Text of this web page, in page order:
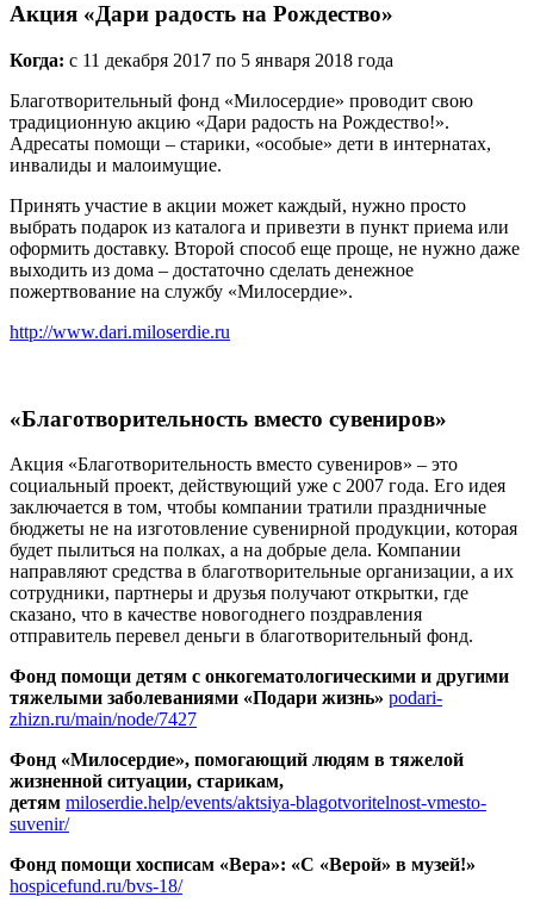
Акция «Дари радость на Рождество»
Когда: с 11 декабря 2017 по 5 января 2018 года
Благотворительный фонд «Милосердие» проводит свою
традиционную акцию «Дари радость на Рождество!».
Адресаты помощи – старики, «особые» дети в интернатах,
инвалиды и малоимущие.
Принять участие в акции может каждый, нужно просто
выбрать подарок из каталога и привезти в пункт приема или
оформить доставку. Второй способ еще проще, не нужно даже
выходить из дома – достаточно сделать денежное
пожертвование на службу «Милосердие».
http://www.dari.miloserdie.ru
«Благотворительность вместо сувениров»
Акция «Благотворительность вместо сувениров» – это
социальный проект, действующий уже с 2007 года. Его идея
заключается в том, чтобы компании тратили праздничные
бюджеты не на изготовление сувенирной продукции, которая
будет пылиться на полках, а на добрые дела. Компании
направляют средства в благотворительные организации, а их
сотрудники, партнеры и друзья получают открытки, где
сказано, что в качестве новогоднего поздравления
отправитель перевел деньги в благотворительный фонд.
Фонд помощи детям с онкогематологическими и другими
тяжелыми заболеваниями «Подари жизнь» podari-
zhizn.ru/main/node/7427
Фонд «Милосердие», помогающий людям в тяжелой
жизненной ситуации, старикам,
детям miloserdie.help/events/aktsiya-blagotvoritelnost-vmesto-
suvenir/
Фонд помощи хосписам «Вера»: «С «Верой» в музей!»
hospicefund.ru/bvs-18/